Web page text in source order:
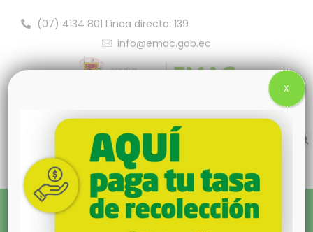
info@emac.gob.ec
(07) 4134 801 Línea directa: 139
Política de tratamiento de datos
X